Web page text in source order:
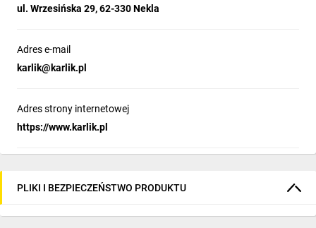
ul. Wrzesińska 29, 62-330 Nekla
Adres e-mail
karlik@karlik.pl
Adres strony internetowej
https://www.karlik.pl
PLIKI I BEZPIECZEŃSTWO PRODUKTU